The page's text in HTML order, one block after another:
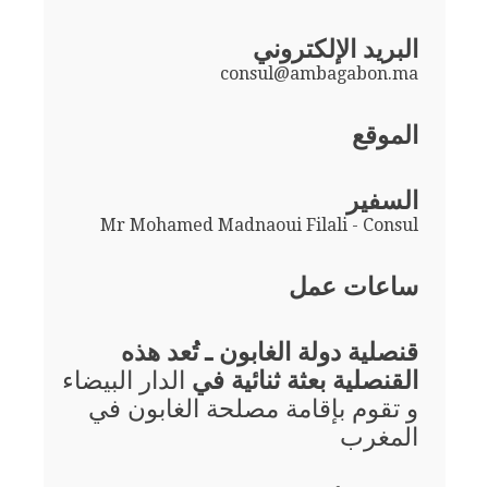
البريد الإلكتروني
consul@ambagabon.ma
الموقع
السفير
Mr Mohamed Madnaoui Filali - Consul
ساعات عمل
قنصلية دولة الغابون ـ تُعد هذه
القنصلية بعثة ثنائية في الدار البيضاء
و تقوم بإقامة مصلحة الغابون في
المغرب